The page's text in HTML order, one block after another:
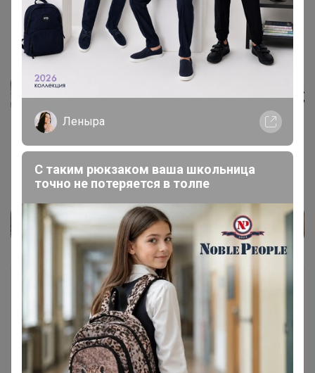
Палантины, шарфы ОСЕНЬ - ЗИМА
Леныра
С таким рюкзаком ваша школьница
точно не потеряется в толпе